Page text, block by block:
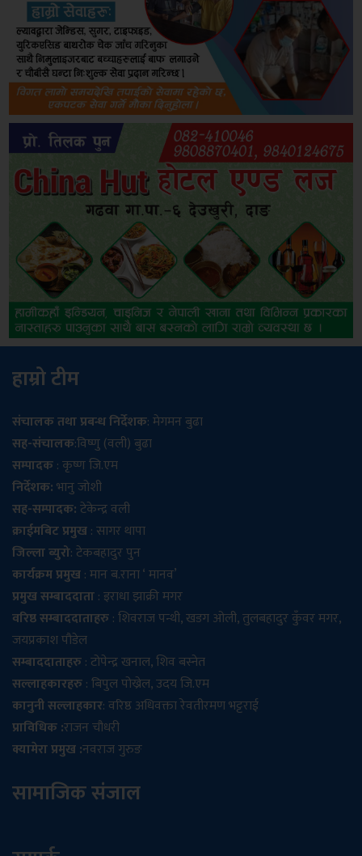
हाम्रो टीम
संचालक तथा प्रबन्ध निर्देशक: मेगमन बुढा
सह-संचालक:विष्णु (वली) बुढा
सम्पादक: कृष्ण जि.एम
निर्देशक:भानु जोशी
सह-सम्पादक:टेकेन्द्र वली
क्राईमबिट प्रमुख: सागर थापा
जिल्ला ब्युरो: टेकबहादुर पुन
कार्यक्रम प्रमुख: मान ब.राना ‘ मानव’
प्रमुख सम्बाददाता: इराधा झाक्री मगर
वरिष्ठ सम्बाददाताहरु: शिवराज पन्थी, खडग ओली, तुलबहादुर कुँवर मगर,
जयप्रकाश पौडेल
सम्बाददाताहरु: टोपेन्द्र खनाल, शिव बस्नेत
सल्लाहकारहरु: बिपुल पोख्रेल, उदय जि.एम
कानुनी सल्लाहकार: वरिष्ठ अधिवक्ता रेवतीरमण भट्टराई
प्राविधिक :राजन चौधरी
क्यामेरा प्रमुख :नवराज गुरुङ
सामाजिक संजाल